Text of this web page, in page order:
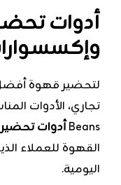
أدوات
لتحضير قهوة أفضل
Beansأدوات تحضير
القهوة للعملاء
اليومية.